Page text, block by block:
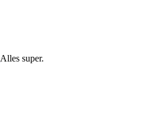
Alles super.